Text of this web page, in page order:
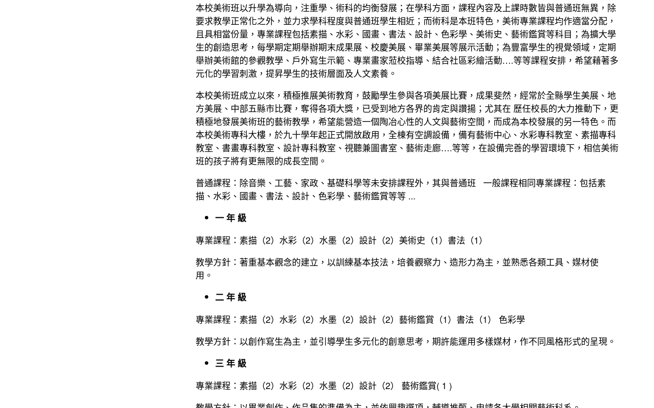
本校美術班以升學為導向，注重學、術科的均衡發展；在學科方面，課程內容及上課時數皆與普通班無異，除
要求教學正常化之外，並力求學科程度與普通班學生相近；而術科是本班特色，美術專業課程均作適當分配，
且具相當份量，專業課程包括素描、水彩、國畫、書法、設計、色彩學、美術史、藝術鑑賞等科目；為擴大學
生的創造思考，每學期定期舉辦期末成果展、校慶美展、畢業美展等展示活動；為豐富學生的視覺領域，定期
舉辦美術館的參觀教學、戶外寫生示範、專業畫家蒞校指導、結合社區彩繪活動….等等課程安排，希望藉著多
元化的學習刺激，提昇學生的技術層面及人文素養。
本校美術班成立以來，積極推展美術教育，鼓勵學生參與各項美展比賽，成果斐然，經常於全縣學生美展、地
方美展、中部五縣市比賽，奪得各項大獎，已受到地方各界的肯定與讚揚；尤其在 歷任校長的大力推動下，更
積極地發展美術班的藝術教學，希望能營造一個陶冶心性的人文與藝術空間，而成為本校發展的另一特色。而
本校美術專科大樓，於九十學年起正式開放啟用，全棟有空調設備，備有藝術中心、水彩專科教室、素描專科
教室、書畫專科教室、設計專科教室、視聽兼圖書室、藝術走廊….等等，在設備完善的學習環境下，相信美術
班的孩子將有更無限的成長空間。
普通課程：除音樂、工藝、家政、基礎科學等未安排課程外，其與普通班 一般課程相同專業課程：包括素
描、水彩、國畫、書法、設計、色彩學、藝術鑑賞等等 ...
一 年 級
專業課程：素描（2）水彩（2）水墨（2）設計（2）美術史（1）書法（1）
教學方針：著重基本觀念的建立，以訓練基本技法，培養觀察力、造形力為主，並熟悉各類工具、媒材使
用。
二 年 級
專業課程：素描（2）水彩（2）水墨（2）設計（2）藝術鑑賞（1）書法（1） 色彩學
教學方針：以創作寫生為主，並引導學生多元化的創意思考，期許能運用多樣媒材，作不同風格形式的呈現。
三 年 級
專業課程：素描（2）水彩（2）水墨（2）設計（2） 藝術鑑賞( 1 )